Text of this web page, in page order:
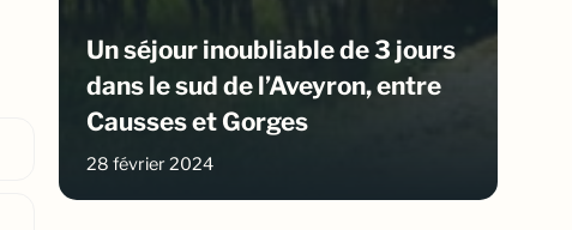
Un séjour inoubliable de 3 jours
dans le sud de l’Aveyron, entre
Causses et Gorges
28 février 2024